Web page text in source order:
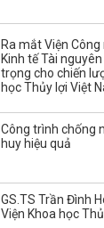
Ra mắt Viện
Kinh tế Tài
trọng cho chiến
học Thủy lợi Việt
Công trình chống
huy hiệu quả
GS.TS Trần Đình
Viện Khoa học